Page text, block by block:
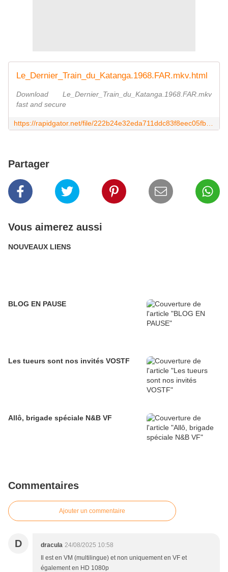
Le_Dernier_Train_du_Katanga.1968.FAR.mkv.html
Download Le_Dernier_Train_du_Katanga.1968.FAR.mkv
fast and secure
Partager
Vous aimerez aussi
NOUVEAUX LIENS
BLOG EN PAUSE
Les tueurs sont nos invités VOSTF
Allô, brigade spéciale N&B VF
Commentaires
Ajouter un commentaire
D dracula 24/08/2025 10:58
Il est en VM (multilingue) et non uniquement en VF et
également en HD 1080p